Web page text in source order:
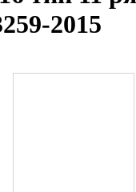
2015